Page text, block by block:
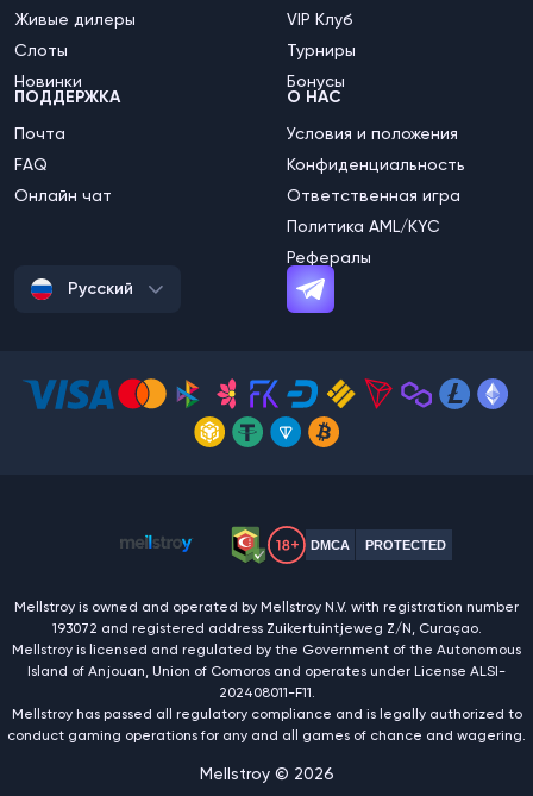
Живые дилеры
Слоты
Новинки
VIP Клуб
Турниры
Бонусы
ПОДДЕРЖКА
Почта
FAQ
Онлайн чат
О НАС
Условия и положения
Конфиденциальность
Ответственная игра
Политика AML/KYC
Рефералы
Русский
DMCA PROTECTED
Mellstroy is owned and operated by Mellstroy N.V. with registration number
193072 and registered address Zuikertuintjeweg Z/N, Curaçao.
Mellstroy is licensed and regulated by the Government of the Autonomous
Island of Anjouan, Union of Comoros and operates under License ALSI-
202408011-F11.
Mellstroy has passed all regulatory compliance and is legally authorized to
conduct gaming operations for any and all games of chance and wagering.
Mellstroy © 2026